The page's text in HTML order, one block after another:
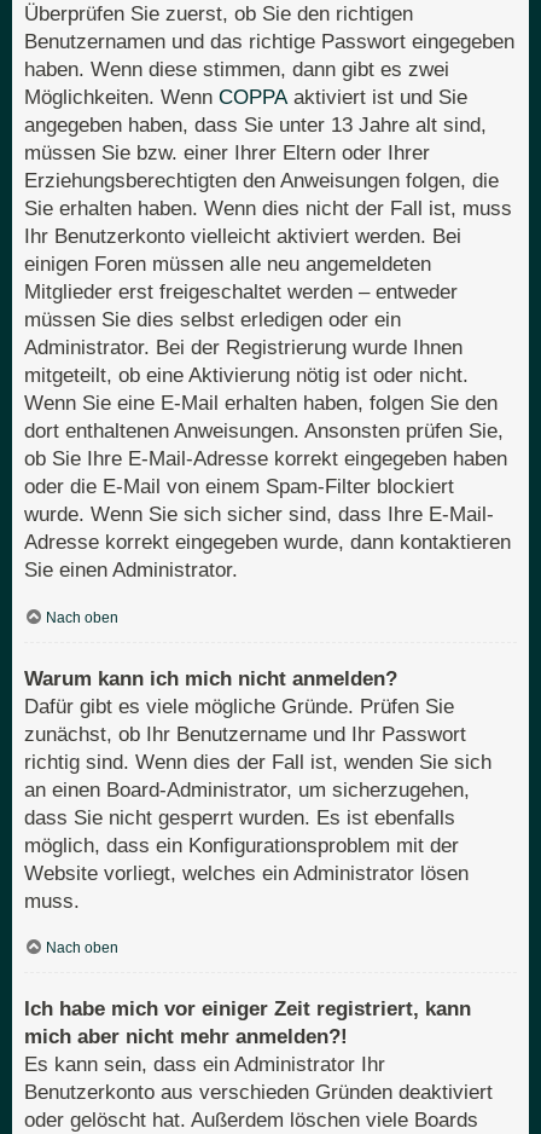
Überprüfen Sie zuerst, ob Sie den richtigen
Benutzernamen und das richtige Passwort eingegeben
haben. Wenn diese stimmen, dann gibt es zwei
Möglichkeiten. Wenn COPPAaktiviert ist und Sie
angegeben haben, dass Sie unter 13 Jahre alt sind,
müssen Sie bzw. einer Ihrer Eltern oder Ihrer
Erziehungsberechtigten den Anweisungen folgen, die
Sie erhalten haben. Wenn dies nicht der Fall ist, muss
Ihr Benutzerkonto vielleicht aktiviert werden. Bei
einigen Foren müssen alle neu angemeldeten
Mitglieder erst freigeschaltet werden – entweder
müssen Sie dies selbst erledigen oder ein
Administrator. Bei der Registrierung wurde Ihnen
mitgeteilt, ob eine Aktivierung nötig ist oder nicht.
Wenn Sie eine E-Mail erhalten haben, folgen Sie den
dort enthaltenen Anweisungen. Ansonsten prüfen Sie,
ob Sie Ihre E-Mail-Adresse korrekt eingegeben haben
oder die E-Mail von einem Spam-Filter blockiert
wurde. Wenn Sie sich sicher sind, dass Ihre E-Mail-
Adresse korrekt eingegeben wurde, dann kontaktieren
Sie einen Administrator.
Nach oben
Warum kann ich mich nicht anmelden?
Dafür gibt es viele mögliche Gründe. Prüfen Sie
zunächst, ob Ihr Benutzername und Ihr Passwort
richtig sind. Wenn dies der Fall ist, wenden Sie sich
an einen Board-Administrator, um sicherzugehen,
dass Sie nicht gesperrt wurden. Es ist ebenfalls
möglich, dass ein Konfigurationsproblem mit der
Website vorliegt, welches ein Administrator lösen
muss.
Nach oben
Ich habe mich vor einiger Zeit registriert, kann
mich aber nicht mehr anmelden?!
Es kann sein, dass ein Administrator Ihr
Benutzerkonto aus verschieden Gründen deaktiviert
oder gelöscht hat. Außerdem löschen viele Boards